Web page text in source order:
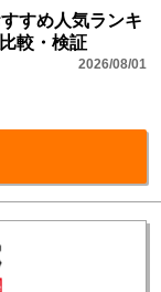
すめ人気ランキ
較・検証
2026/08/01